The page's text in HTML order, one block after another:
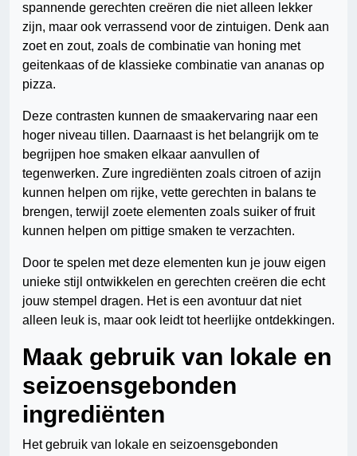
spannende gerechten creëren die niet alleen lekker
zijn, maar ook verrassend voor de zintuigen. Denk aan
zoet en zout, zoals de combinatie van honing met
geitenkaas of de klassieke combinatie van ananas op
pizza.
Deze contrasten kunnen de smaakervaring naar een
hoger niveau tillen. Daarnaast is het belangrijk om te
begrijpen hoe smaken elkaar aanvullen of
tegenwerken. Zure ingrediënten zoals citroen of azijn
kunnen helpen om rijke, vette gerechten in balans te
brengen, terwijl zoete elementen zoals suiker of fruit
kunnen helpen om pittige smaken te verzachten.
Door te spelen met deze elementen kun je jouw eigen
unieke stijl ontwikkelen en gerechten creëren die echt
jouw stempel dragen. Het is een avontuur dat niet
alleen leuk is, maar ook leidt tot heerlijke ontdekkingen.
Maak gebruik van lokale en
seizoensgebonden
ingrediënten
Het gebruik van lokale en seizoensgebonden